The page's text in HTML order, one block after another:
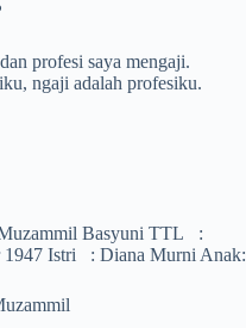
profesi saya mengaji.
ngaji adalah profesiku.
Basyuni TTL :
1947 Istri : Diana Murni Anak: